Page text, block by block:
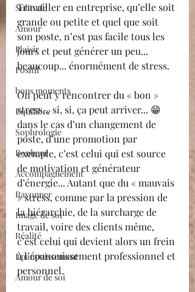
Solitude
Amour
Plaisir
Positif
bons moments
Equilibre
Sophrologie
Bonheur
Accompagnement
Rayonner
Image de soi
Réalité
Epanouissement
Amour de soi
Travailler en entreprise, qu’elle soit
grande ou petite et quel que soit
son poste, n’est pas facile tous les
jours et peut générer un peu...
beaucoup... énormément de stress.
On peut y rencontrer du « bon »
stress... si, si, ça peut arriver... 😁
dans le cas d’un changement de
poste, d’une promotion par
exemple, c’est celui qui est source
de motivation et générateur
d’énergie... Autant que du « mauvais
» stress, comme par la pression de
la hiérarchie, de la surcharge de
travail, voire des clients même,
c’est celui qui devient alors un frein
à l’épanouissement professionnel et
personnel.